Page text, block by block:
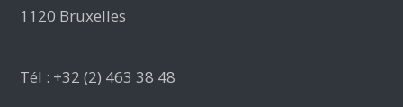
1120 Bruxelles
Tél : +32 (2) 463 38 48